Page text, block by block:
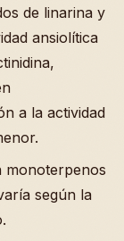
de linarina y
ansiolítica
a la actividad
monoterpenos
según la